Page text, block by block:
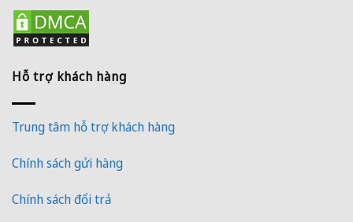
Hỗ trợ khách hàng
Trung tâm hỗ trợ khách hàng
Chính sách gửi hàng
Chính sách đổi trả